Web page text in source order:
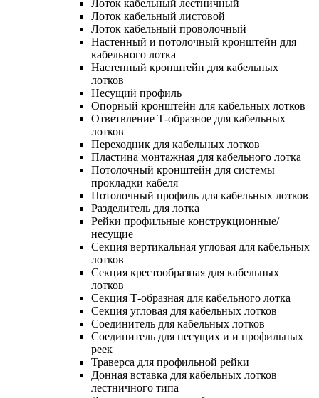
Лоток кабельный лестничный
Лоток кабельный листовой
Лоток кабельный проволочный
Настенный и потолочный кронштейн для
кабельного лотка
Настенный кронштейн для кабельных
лотков
Несущий профиль
Опорный кронштейн для кабельных лотков
Ответвление Т-образное для кабельных
лотков
Переходник для кабельных лотков
Пластина монтажная для кабельного лотка
Потолочный кронштейн для системы
прокладки кабеля
Потолочный профиль для кабельных лотков
Разделитель для лотка
Рейки профильные конструкционные/
несущие
Секция вертикальная угловая для кабельных
лотков
Секция крестообразная для кабельных
лотков
Секция Т-образная для кабельного лотка
Секция угловая для кабельных лотков
Соединитель для кабельных лотков
Соединитель для несущих и и профильных
реек
Траверса для профильной рейки
Донная вставка для кабельных лотков
лестничного типа